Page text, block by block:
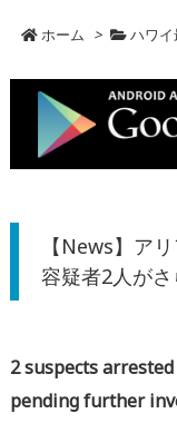
ホーム > ハワ
【News】ア
容疑者2人が
2 suspects
pending further